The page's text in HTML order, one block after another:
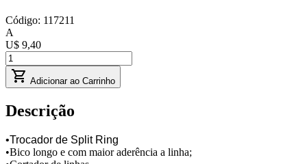
Código: 117211
A
U$ 9,40
Adicionar ao Carrinho
Descrição
•Trocador de Split Ring
•Bico longo e com maior aderência a linha;